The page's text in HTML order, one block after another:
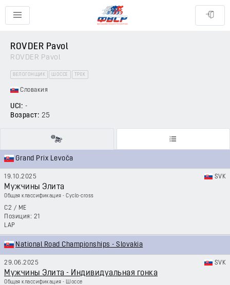
ROVDER Pavol
ROVDER Pavol
ВЕЛОГОНЩИК ШОССЕ ТРЕК
Словакия
UCI: -
Возраст: 25
Grand Prix Levoča
19.10.2025 SVK
Мужчины Элита
Общая классификация - Cyclo-cross
C2 / ME
21
LAP
National Road Championships - Slovakia
29.06.2025 SVK
Мужчины Элита - Индивидуальная гонка
Общая классификация - Шоссе